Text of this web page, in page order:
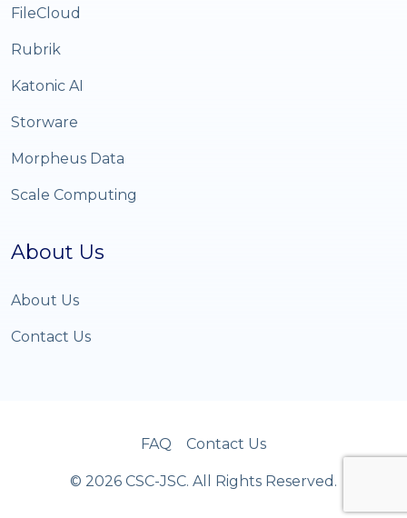
FileCloud
Rubrik
Katonic AI
Storware
Morpheus Data
Scale Computing
About Us
About Us
Contact Us
FAQ Contact Us
© 2026 CSC-JSC. All Rights Reserved.